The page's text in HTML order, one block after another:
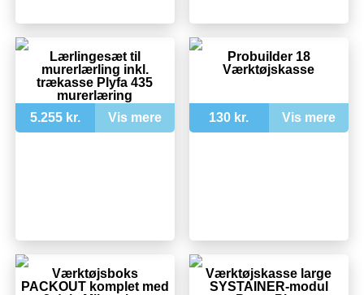
Lærlingesæt til
murerlærling inkl.
trækasse Plyfa 435
murerlæring
5.255 kr.
Vis mere
Probuilder 18
Værktøjskasse
130 kr. Vis mere
Værktøjsboks
PACKOUT komplet med
Værktøjskasse large
SYSTAINER-modul